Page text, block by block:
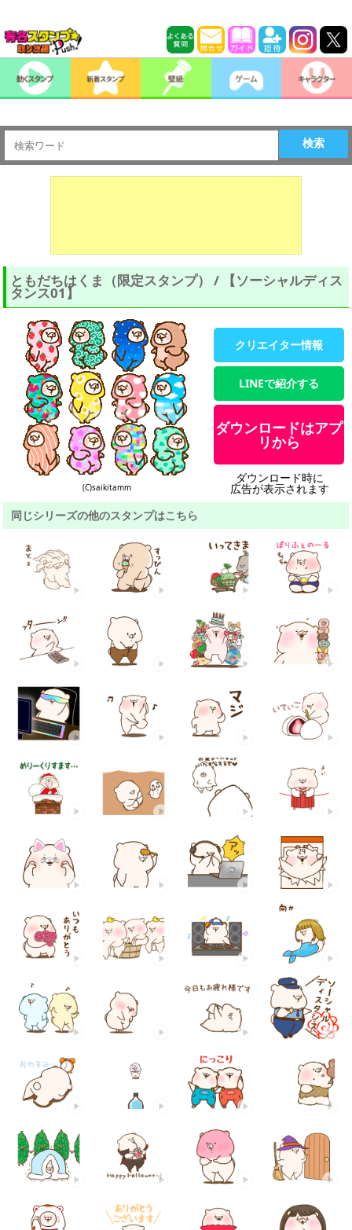
検索
ともだちはくま（限定スタンプ） / 【ソーシャルディス
タンス01】
(C)saikitamm
クリエイター情報
LINEで紹介する
ダウンロードはアプ
リから
ダウンロード時に
広告が表示されます
同じシリーズの他のスタンプはこちら